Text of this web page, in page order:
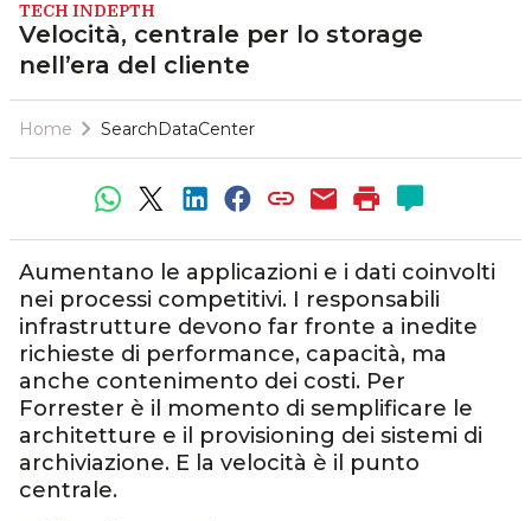
TECH INDEPTH
Velocità, centrale per lo storage
nell’era del cliente
Home SearchDataCenter
Aumentano le applicazioni e i dati coinvolti
nei processi competitivi. I responsabili
infrastrutture devono far fronte a inedite
richieste di performance, capacità, ma
anche contenimento dei costi. Per
Forrester è il momento di semplificare le
architetture e il provisioning dei sistemi di
archiviazione. E la velocità è il punto
centrale.